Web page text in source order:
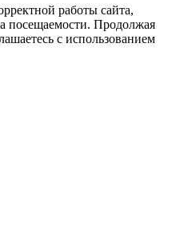
работы сайта,
посещаемости. Продолжая
с использованием